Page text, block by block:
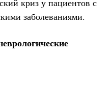
криз у пациентов с
заболеваниями.